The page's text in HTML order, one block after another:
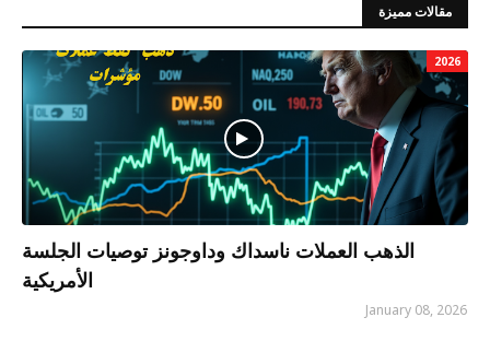
مقالات مميزة
2026
الذهب العملات ناسداك وداوجونز توصيات الجلسة
الأمريكية
January 08, 2026